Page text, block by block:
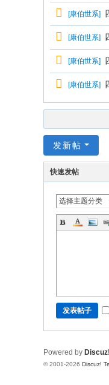
[康伯世系]
[康伯世系]
[康伯世系]
[康伯世系]
发新帖
快速发帖
选择主题分类
发表帖子
Powered by Discuz!
© 2001-2026 Discuz!